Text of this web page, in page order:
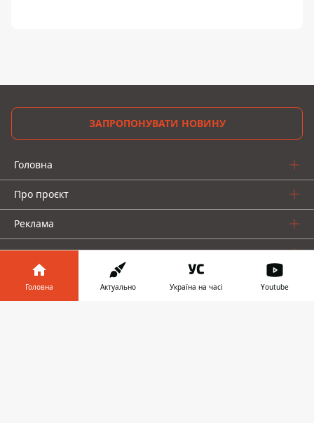
ЗАПРОПОНУВАТИ НОВИНУ
Головна
Про проєкт
Реклама
Про нас
Головна Актуально Україна на часі Youtube